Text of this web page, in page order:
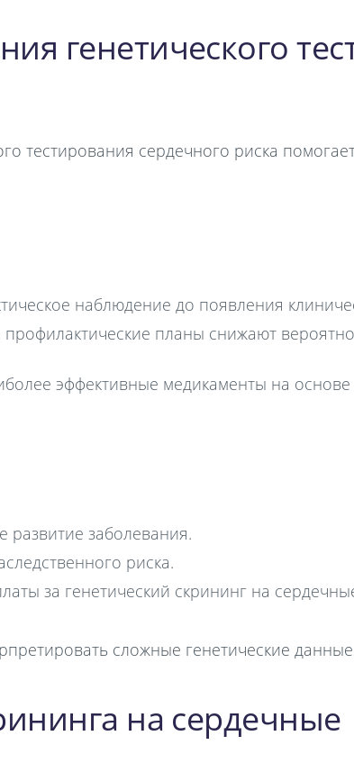
генетического
тестирования сердечного риска
наблюдение до появления
планы снижают
эффективные медикаменты на основе
развитие заболевания.
риска.
за генетический скрининг на
сложные генетические
на сердечные